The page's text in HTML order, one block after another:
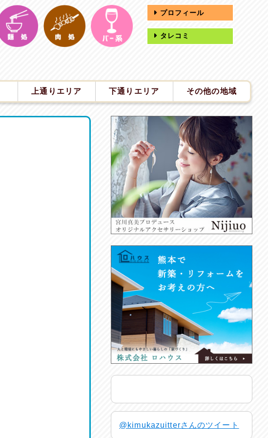
プロフィール
タレコミ
上通りエリア 下通りエリア その他の地域
@kimukazuitterさんのツイート